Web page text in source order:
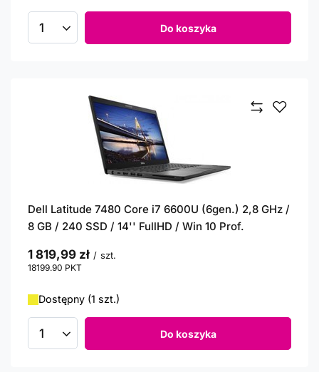
Ilość produktów Do koszyka
Dell Latitude 7480 Core i7 6600U (6gen.) 2,8 GHz /
8 GB / 240 SSD / 14'' FullHD / Win 10 Prof.
1 819,99 zł / szt.
18199.90 PKT
Dostępny (1 szt.)
Ilość produktów Do koszyka